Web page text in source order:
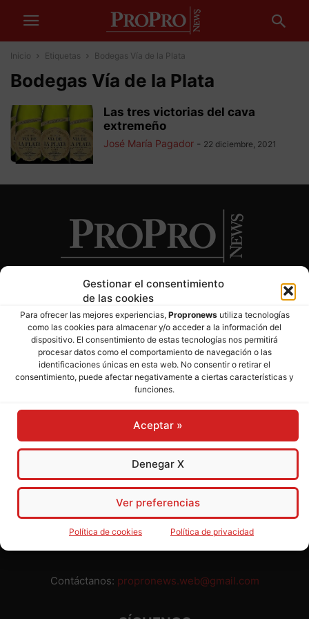
Gestionar el consentimiento
de las cookies
Para ofrecer las mejores experiencias, Propronewsutiliza tecnologías
como las cookies para almacenar y/o acceder a la información del
dispositivo. El consentimiento de estas tecnologías nos permitirá
procesar datos como el comportamiento de navegación o las
identificaciones únicas en esta web. No consentir o retirar el
consentimiento, puede afectar negativamente a ciertas características y
funciones.
Aceptar »
Denegar X
Ver preferencias
Política de cookies Política de privacidad
Inicio Etiquetas Bodegas Vía de la Plata
Bodegas Vía de la Plata
Las tres victorias del cava
extremeño
José María Pagador - 22 diciembre, 2021
SOBRE NOSOTROS
Director: José Mª Pagador- Subdirectora: Rosa Puch
José María Pagador Otero - Wikipedia
Para preservar nuestra independencia,
admite publicidad ni subvenciones o ayudas públicas o
privadas. Ninguno de nuestros directivos, redactores y
colaboradores percibe remuneración alguna. Realizamos
nuestro trabajo por amor al periodismo, a la verdad y a la
libertad y en solidaridad con la ciudadanía.
Usted puede colaborar con nosotros divulgando nuestro
periódico, compartiendo nuestros contenidos, sugiriendo temas
y comunicándonos cualquier injusticia o asunto de interés.
Contáctanos: propronews.web@gmail.com